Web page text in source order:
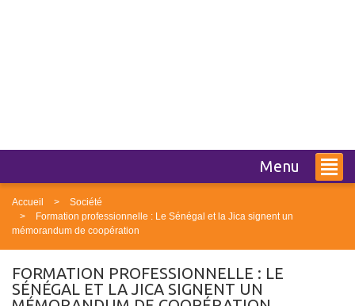
Menu
Accueil
Société
Formation professionnelle : Le Sénégal et la Jica signent un
mémorandum de coopération
FORMATION PROFESSIONNELLE : LE
SÉNÉGAL ET LA JICA SIGNENT UN